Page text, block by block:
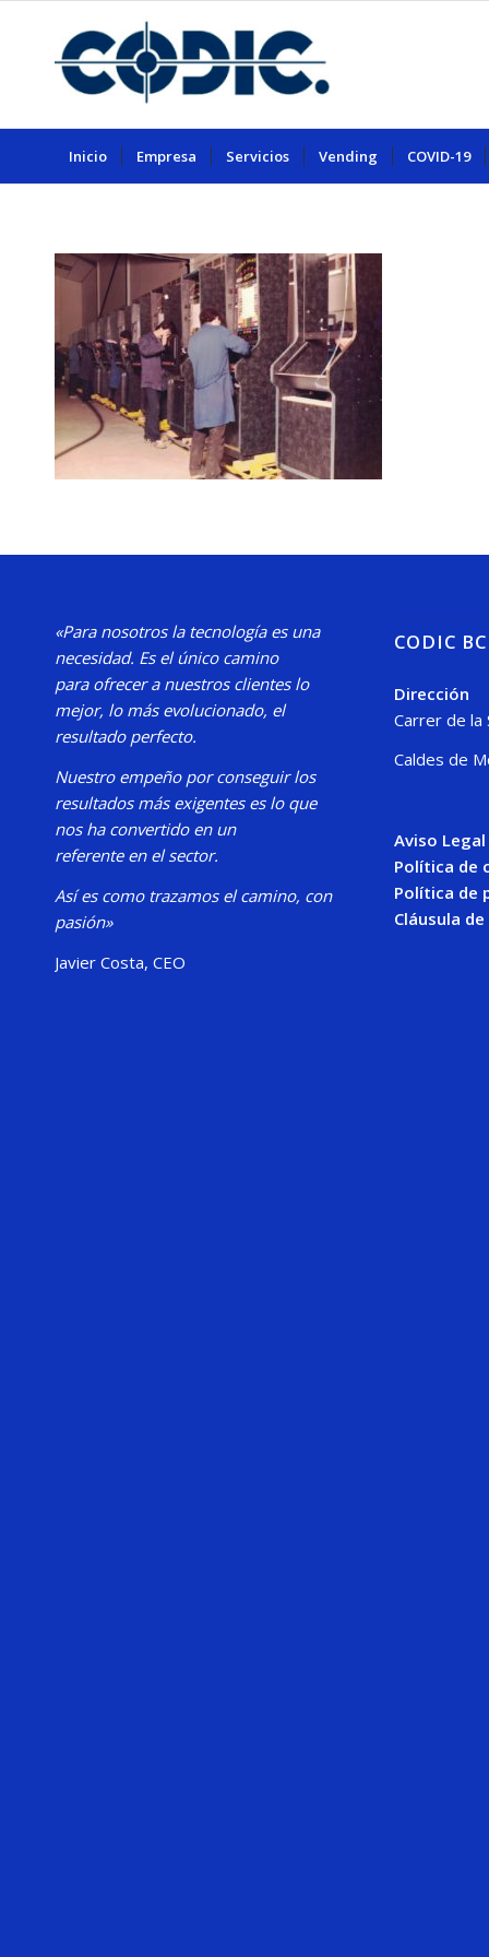
Inicio Empresa Servicios Vending COVID-19
«Para nosotros la tecnología es una
necesidad. Es el único camino
para ofrecer a nuestros clientes lo
mejor, lo más evolucionado, el
resultado perfecto.
Nuestro empeño por conseguir los
resultados más exigentes es lo que
nos ha convertido en un
referente en el sector.
Así es como trazamos el camino, con
pasión»
Javier Costa, CEO
CODIC
Dirección
Carrer de la
Caldes de
Aviso Legal
Política de
Política de
Cláusula